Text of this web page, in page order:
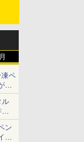
ペ
ロ
ー
ル
を
ン
ラ